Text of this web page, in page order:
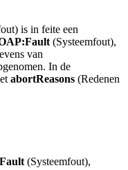
is in feite een
(Systeemfout),
van
In de
abortReasons (Redenen
(Systeemfout),